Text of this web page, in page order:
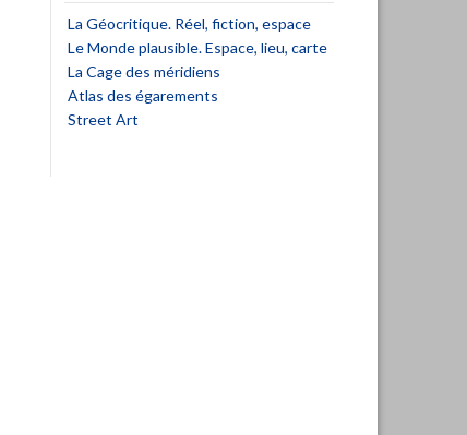
La Géocritique. Réel, fiction, espace
Le Monde plausible. Espace, lieu, carte
La Cage des méridiens
Atlas des égarements
Street Art